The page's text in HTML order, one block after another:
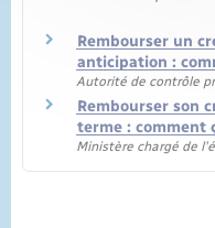
Rembourser un
anticipation :
Autorité de contrôle
Rembourser son
terme : comment
Ministère chargé de